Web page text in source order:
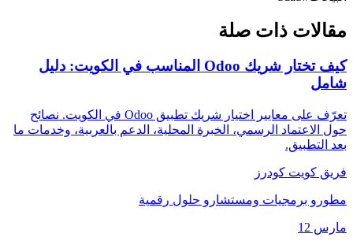
مقالات ذات صلة
كيف تختار شريك Odoo المناسب في الكويت: دليل
شامل
تعرّف على معايير اختيار شريك تطبيق Odoo في الكويت. نصائح
حول الاعتماد الرسمي، الخبرة المحلية، الدعم بالعربية، وخدمات ما
بعد التطبيق.
فريق كويت كودرز
مطورو برمجيات ومستشارو حلول رقمية
مارس 12